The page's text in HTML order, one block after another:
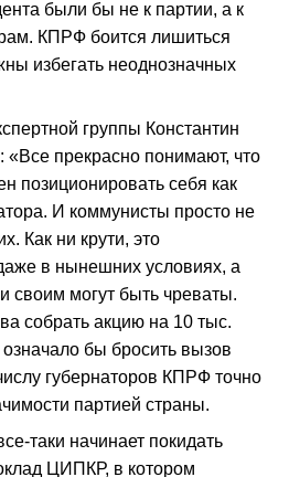
были бы не к партии, а к
КПРФ боится лишиться
избегать неоднозначных
группы Константин
«Все прекрасно понимают, что
позиционировать себя как
И коммунисты просто не
Как ни крути, это
в нынешних условиях, а
своим могут быть чреваты.
собрать акцию на 10 тыс.
означало бы бросить вызов
губернаторов КПРФ точно
партией страны.
таки начинает покидать
ЦИПКР, в котором